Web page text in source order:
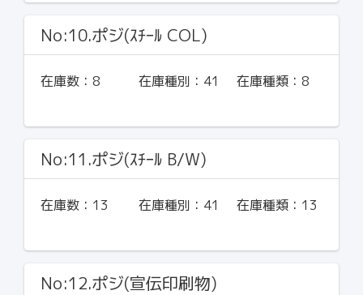
No:10.ポジ(ｽﾁｰﾙ COL)
在庫数： 8 在庫種別： 41 在庫種類： 8
No:11.ポジ(ｽﾁｰﾙ B/W)
在庫数： 13 在庫種別： 41 在庫種類： 13
No:12.ポジ(宣伝印刷物)